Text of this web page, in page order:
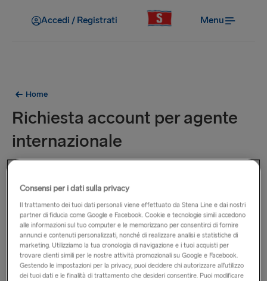
Accedi / Registrati Menu
Home
Richiesta account per agente
internazionale
Consensi per i dati sulla privacy
Il trattamento dei tuoi dati personali viene effettuato da Stena Line e dai nostri
partner di fiducia come Google e Facebook. Cookie e tecnologie simili accedono
alle informazioni sul tuo computer e le memorizzano per consentirci di fornire
annunci e contenuti personalizzati, nonché di realizzare analisi e statistiche di
marketing. Utilizziamo la tua cronologia di navigazione e i tuoi acquisti per
trovare clienti simili per le nostre attività promozionali su Google e Facebook.
Gestendo le impostazioni per la privacy, puoi decidere chi autorizzare all’utilizzo
dei tuoi dati e le finalità di trattamento che desideri consentire. Puoi modificare